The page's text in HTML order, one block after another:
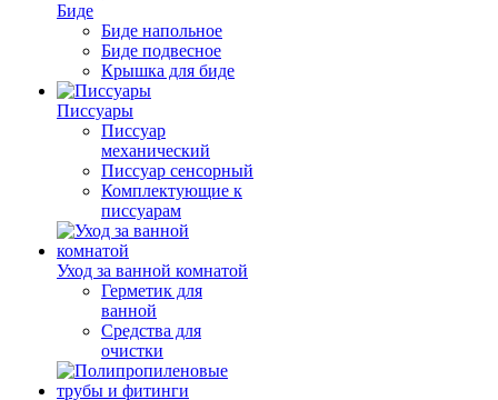
Биде
Биде напольное
Биде подвесное
Крышка для биде
Писсуары
Писсуар
механический
Писсуар сенсорный
Комплектующие к
писсуарам
Уход за ванной комнатой
Герметик для
ванной
Средства для
очистки